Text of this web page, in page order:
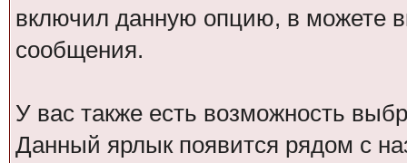
включил данную опцию, в можете
сообщения.
У вас также есть возможность
Данный ярлык появится рядом с